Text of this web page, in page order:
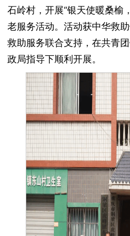
石岭村，开展“银天使暖桑榆
老服务活动。活动获中华救
救助服务联合支持，在共青
政局指导下顺利开展。